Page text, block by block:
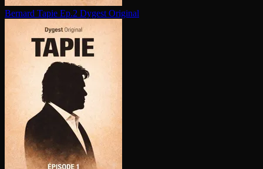
Bernard Tapie Ep.2 Dygest Original